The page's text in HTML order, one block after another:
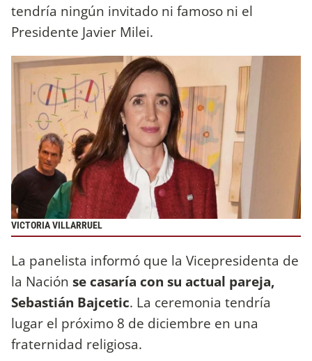
tendría ningún invitado ni famoso ni el
Presidente Javier Milei.
VICTORIA VILLARRUEL
La panelista informó que la Vicepresidenta de
la Nación se casaría con su actual pareja,
Sebastián Bajcetic. La ceremonia tendría
lugar el próximo 8 de diciembre en una
fraternidad religiosa.